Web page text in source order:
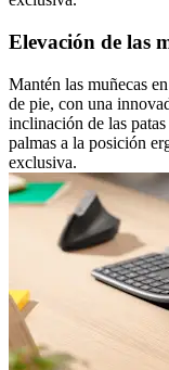
Elevación de las
Mantén las muñecas
de pie, con una
inclinación de las
palmas a la posición
exclusiva.